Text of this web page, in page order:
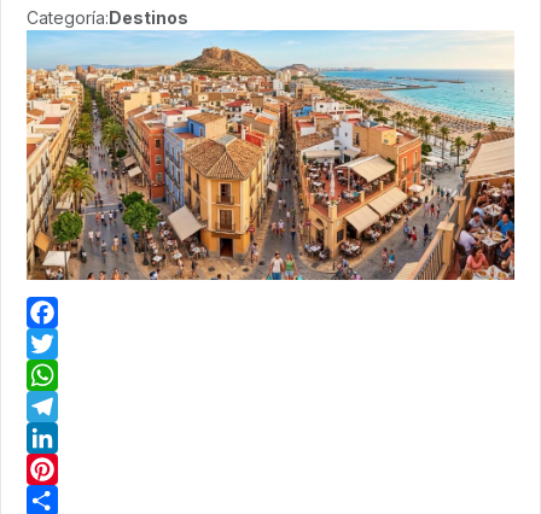
Categoría:Destinos
Facebook
Twitter
WhatsApp
Telegram
LinkedIn
Pinterest